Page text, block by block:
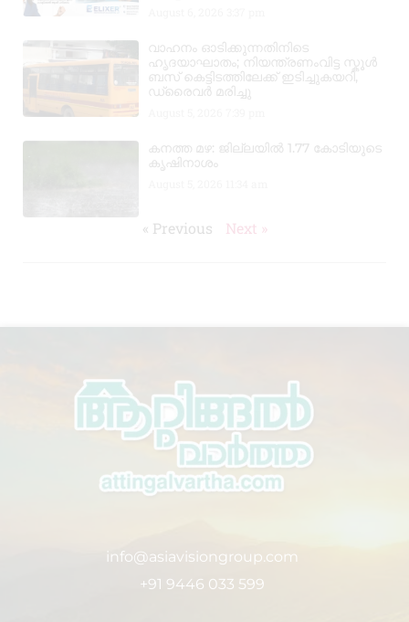
വാഹനം ഓടിക്കുന്നതിനിടെ
ഹൃദയാഘാതം; നിയന്ത്രണംവിട്ട സ്കൂൾ
ബസ് കെട്ടിടത്തിലേക്ക് ഇടിച്ചുകയറി,
ഡ്രൈവർ മരിച്ചു
കനത്ത മഴ: ജില്ലയിൽ 1.77 കോടിയുടെ
കൃഷിനാശം
« Previous Next »
info@asiavisiongroup.com
+91 9446 033 599